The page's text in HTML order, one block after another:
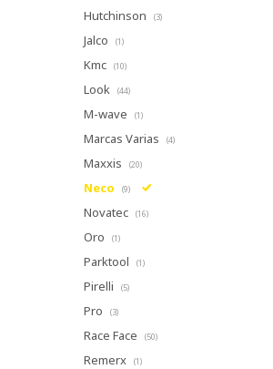
Hutchinson (3)
Jalco (1)
Kmc (10)
Look (44)
M-wave (1)
Marcas Varias (4)
Maxxis (20)
Neco (9)
Novatec (16)
Oro (1)
Parktool (1)
Pirelli (5)
Pro (3)
Race Face (50)
Remerx (1)